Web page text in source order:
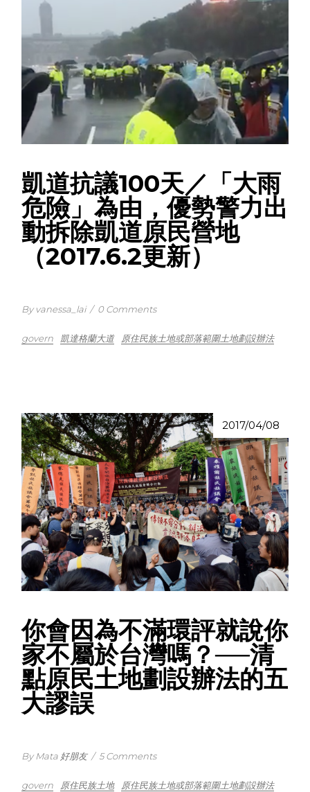
凱道抗議100天／「大雨
危險」為由，優勢警力出
動拆除凱道原民營地
（2017.6.2更新）
By vanessa_lai / 0 Comments
govern 凱達格蘭大道 原住民族土地或部落範圍土地劃設辦法
2017/04/08
你會因為不滿環評就說你
家不屬於台灣嗎？──清
點原民土地劃設辦法的五
大謬誤
By Mata 好朋友 / 5 Comments
govern 原住民族土地
原住民族土地或部落範圍土地劃設辦法